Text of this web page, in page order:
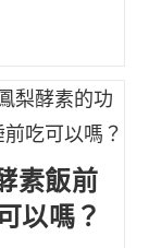
素飯前
以嗎？